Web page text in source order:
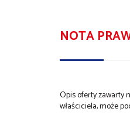
NOTA
Opis oferty zawarty
właściciela, może